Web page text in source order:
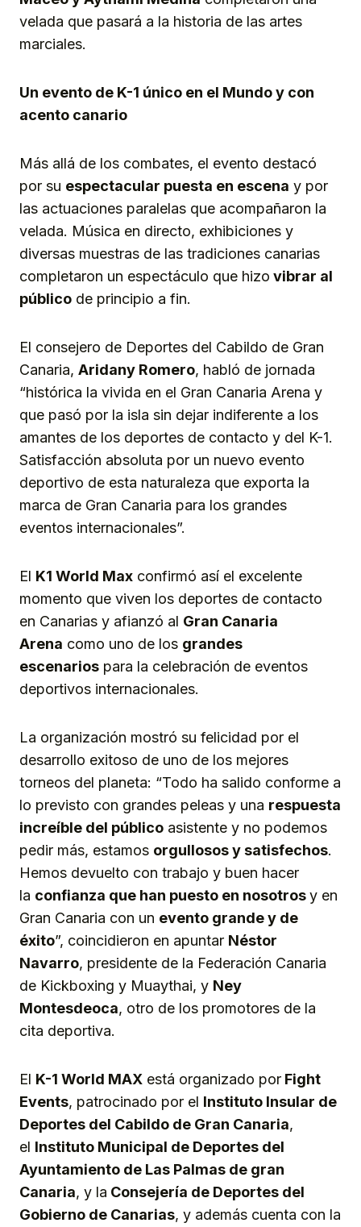
velada que pasará a la historia de las artes
marciales.
Un evento de K-1 único en el Mundo y con
acento canario
Más allá de los combates, el evento destacó
por su espectacular puesta en escena y por
las actuaciones paralelas que acompañaron la
velada. Música en directo, exhibiciones y
diversas muestras de las tradiciones canarias
completaron un espectáculo que hizo vibrar al
público de principio a fin.
El consejero de Deportes del Cabildo de Gran
Canaria, Aridany Romero, habló de jornada
“histórica la vivida en el Gran Canaria Arena y
que pasó por la isla sin dejar indiferente a los
amantes de los deportes de contacto y del K-1.
Satisfacción absoluta por un nuevo evento
deportivo de esta naturaleza que exporta la
marca de Gran Canaria para los grandes
eventos internacionales”.
El K1 World Max confirmó así el excelente
momento que viven los deportes de contacto
en Canarias y afianzó al Gran Canaria
Arena como uno de los grandes
escenarios para la celebración de eventos
deportivos internacionales.
La organización mostró su felicidad por el
desarrollo exitoso de uno de los mejores
torneos del planeta: “Todo ha salido conforme a
lo previsto con grandes peleas y una respuesta
increíble del público asistente y no podemos
pedir más, estamos orgullosos y satisfechos.
Hemos devuelto con trabajo y buen hacer
la confianza que han puesto en nosotrosy en
Gran Canaria con un evento grande y de
éxito”, coincidieron en apuntar Néstor
Navarro, presidente de la Federación Canaria
de Kickboxing y Muaythai, y Ney
Montesdeoca, otro de los promotores de la
cita deportiva.
El K-1 World MAX está organizado por Fight
Events, patrocinado por el Instituto Insular de
Deportes del Cabildo de Gran Canaria,
el Instituto Municipal de Deportes del
Ayuntamiento de Las Palmas de gran
Canaria, y la Consejería de Deportes del
Gobierno de Canarias, y además cuenta con la